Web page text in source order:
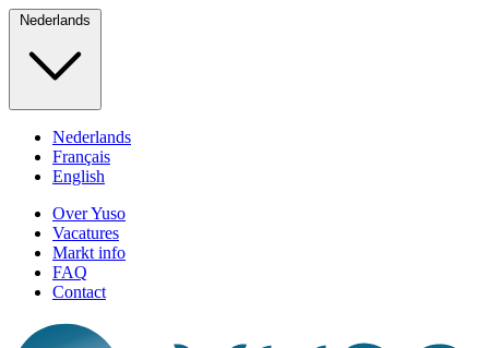
Nederlands
Nederlands
Français
English
Over Yuso
Vacatures
Markt info
FAQ
Contact